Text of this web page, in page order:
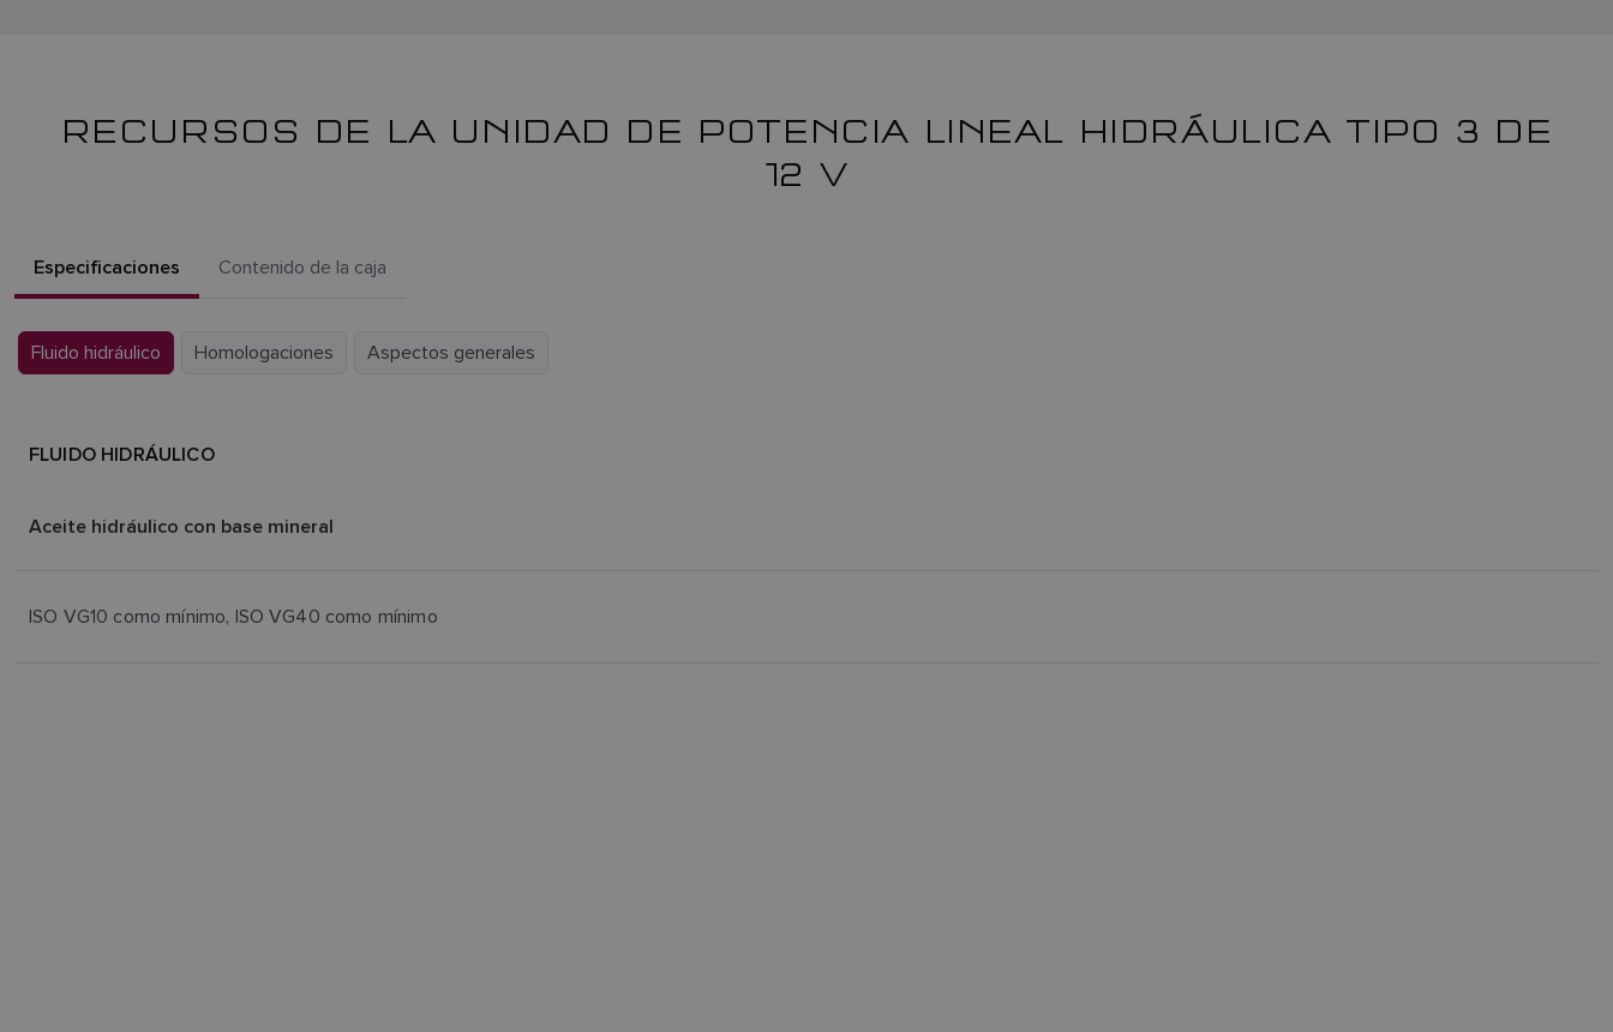
RECURSOS DE LA UNIDAD DE POTENCIA LINEAL HIDRÁULICA TIPO 3 DE
12 V
Especificaciones Contenido de la caja
Fluido hidráulico Homologaciones Aspectos generales
FLUIDO HIDRÁULICO
Aceite hidráulico con base mineral
ISO VG10 como mínimo, ISO VG40 como mínimo